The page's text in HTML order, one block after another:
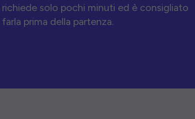
richiede solo pochi minuti ed è consigliato
farla prima della partenza.